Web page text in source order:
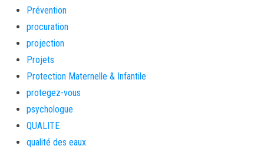
Prévention
procuration
projection
Projets
Protection Maternelle & Infantile
protegez-vous
psychologue
QUALITE
qualité des eaux